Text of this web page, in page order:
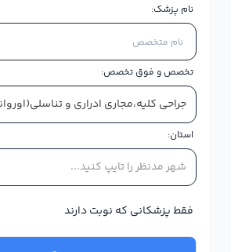
نام پزشک:
تخصص و فوق تخصص:
جراحي کليه،مجاري ادراري و
استان:
شهر مدنظر را تایپ کنید...
فقط پزشکانی که نوبت دارند